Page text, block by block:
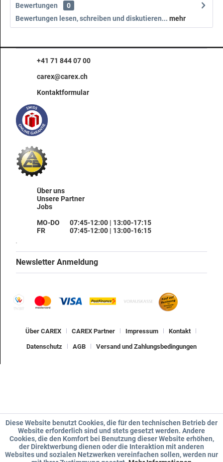
Bewertungen
0
Bewertungen lesen, schreiben und diskutieren... mehr
+41 71 844 07 00
carex@carex.ch
Kontaktformular
Über uns
Unsere Partner
Jobs
MO-DO
FR
07:45-12:00 | 13:00-17:15
07:45-12:00 | 13:00-16:15
Newsletter Anmeldung
Über CAREX CAREX Partner Impressum Kontakt
Datenschutz AGB Versand und Zahlungsbedingungen
Diese Website benutzt Cookies, die für den technischen Betrieb der
Website erforderlich sind und stets gesetzt werden. Andere
Cookies, die den Komfort bei Benutzung dieser Website erhöhen,
der Direktwerbung dienen oder die Interaktion mit anderen
Websites und sozialen Netzwerken vereinfachen sollen, werden nur